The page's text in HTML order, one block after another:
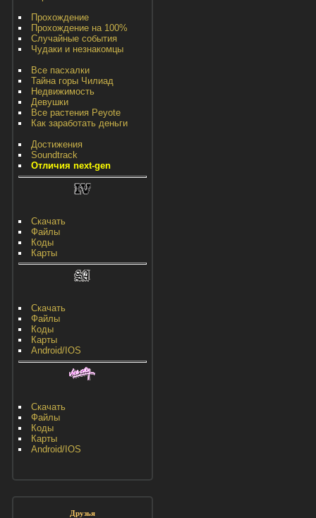
Прохождение
Прохождение на 100%
Случайные события
Чудаки и незнакомцы
Все пасхалки
Тайна горы Чилиад
Недвижимость
Девушки
Все растения Peyote
Как заработать деньги
Достижения
Soundtrack
Отличия next-gen
Скачать
Файлы
Коды
Карты
Скачать
Файлы
Коды
Карты
Android/IOS
Скачать
Файлы
Коды
Карты
Android/IOS
Друзья